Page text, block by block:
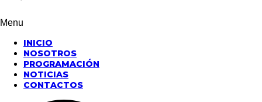
Menu
INICIO
NOSOTROS
PROGRAMACIÓN
NOTICIAS
CONTACTOS